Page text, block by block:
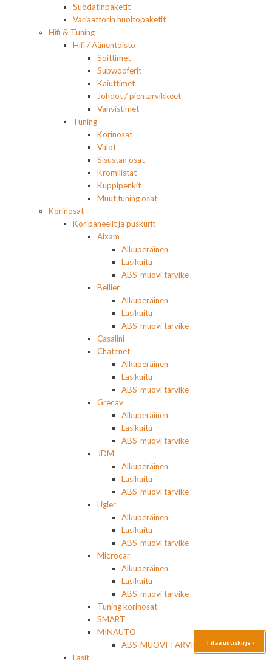
Suodatinpaketit
Variaattorin huoltopaketit
Hifi & Tuning
Hifi / Äänentoisto
Soittimet
Subwooferit
Kaiuttimet
Johdot / pientarvikkeet
Vahvistimet
Tuning
Korinosat
Valot
Sisustan osat
Kromilistat
Kuppipenkit
Muut tuning osat
Korinosat
Koripaneelit ja puskurit
Aixam
Alkuperäinen
Lasikuitu
ABS-muovi tarvike
Bellier
Alkuperäinen
Lasikuitu
ABS-muovi tarvike
Casalini
Chatenet
Alkuperäinen
Lasikuitu
ABS-muovi tarvike
Grecav
Alkuperäinen
Lasikuitu
ABS-muovi tarvike
JDM
Alkuperäinen
Lasikuitu
ABS-muovi tarvike
Ligier
Alkuperäinen
Lasikuitu
ABS-muovi tarvike
Microcar
Alkuperäinen
Lasikuitu
ABS-muovi tarvike
Tuning korinosat
SMART
MINAUTO
ABS-MUOVI TARVIKE
Lasit
Tilaa uutiskirje ›